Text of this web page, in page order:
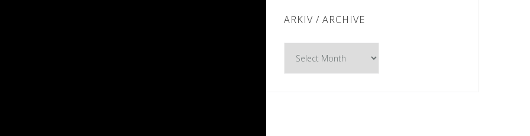
ARKIV / ARCHIVE